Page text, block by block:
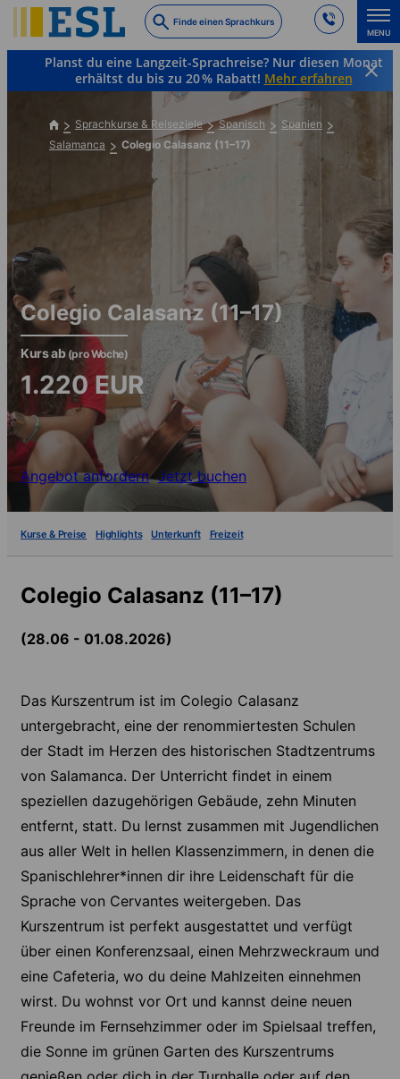
to
main
content
Finde einen Sprachkurs
MENU
Planst du eine Langzeit-Sprachreise? Nur diesen Monat
erhältst du bis zu 20 % Rabatt! Mehr erfahren
Sprachkurse & Reiseziele Spanisch
Spanien
Salamanca
Colegio Calasanz (11–17)
Colegio Calasanz (11–17)
Kurs ab (pro Woche)
1.220EUR
Angebot anfordern Jetzt buchen
Kurse & Preise Highlights Unterkunft Freizeit
Colegio Calasanz (11–17)
(28.06 - 01.08.2026)
Das Kurszentrum ist im Colegio Calasanz
untergebracht, eine der renommiertesten Schulen
der Stadt im Herzen des historischen Stadtzentrums
von Salamanca. Der Unterricht findet in einem
speziellen dazugehörigen Gebäude, zehn Minuten
entfernt, statt. Du lernst zusammen mit Jugendlichen
aus aller Welt in hellen Klassenzimmern, in denen die
Spanischlehrer*innen dir ihre Leidenschaft für die
Sprache von Cervantes weitergeben. Das
Kurszentrum ist perfekt ausgestattet und verfügt
über einen Konferenzsaal, einen Mehrzweckraum und
eine Cafeteria, wo du deine Mahlzeiten einnehmen
wirst. Du wohnst vor Ort und kannst deine neuen
Freunde im Fernsehzimmer oder im Spielsaal treffen,
die Sonne im grünen Garten des Kurszentrums